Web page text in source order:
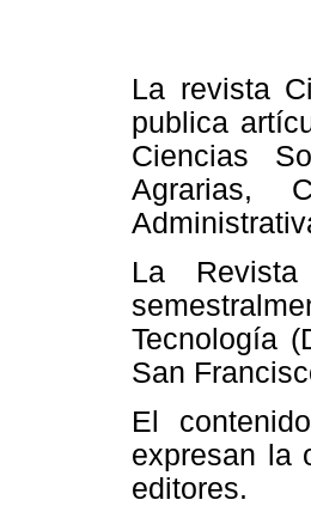
La revista
publica
Ciencias
Agrarias,
La
Tecnología
San
El
expresan la
editores.